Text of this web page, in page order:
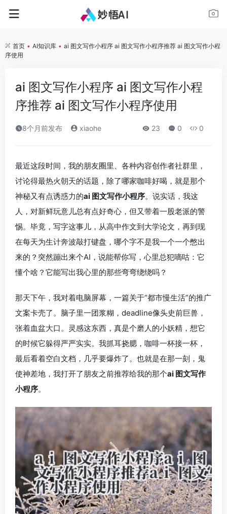
首页 • AI知识库 • ai 图文写作小程序 ai 图文写作小程序推荐 ai 图文写作小程
序使用
ai 图文写作小程序 ai 图文写作小程
序推荐 ai 图文写作小程序使用
8个月前发布 xiaohe 23 0 0
最近这段时间，我的朋友圈里、各种内容创作者社群里，
讨论得最热火朝天的话题，除了哪家咖啡好喝，就是那个
神秘又有点诱惑力的ai 图文写作小程序。说实话，我这
人，对新鲜玩意儿总有点好奇心，但又带着一股老派的警
惕。毕竟，写字这事儿，从高中作文到大学论文，再到现
在每天为生计奔波敲打键盘，哪个字不是我一个一个憋出
来的？突然蹦出来个AI，说能帮你写，心里总犯嘀咕：它
懂个啥？它能写出我心里的那些弯弯绕绕吗？
那天下午，我对着电脑屏幕，一篇关于“都市慢生活”的推广
文案卡壳了。脑子里一团浆糊，deadline像头史前巨兽，
张着血盆大口。灵感这东西，真是个磨人的小妖精，想它
的时候它躲得严严实实。我抓耳挠腮，咖啡一杯接一杯，
最后看着空白文档，几乎要爆炸了。也就是在那一刻，鬼
使神差地，我打开了朋友之前推荐给我的那个ai 图文写作
小程序。